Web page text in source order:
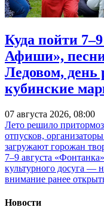
Куда пойти
Афиши»,
Ледовом, день
кубинские
07 августа 2026, 08:00
Лето решило
отпусков,
загружают горожан
7–9 августа
культурного досуга —
внимание ранее
Новости